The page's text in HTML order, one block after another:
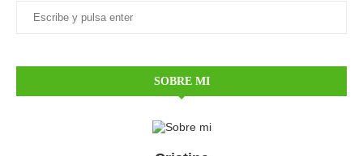
SOBRE MI